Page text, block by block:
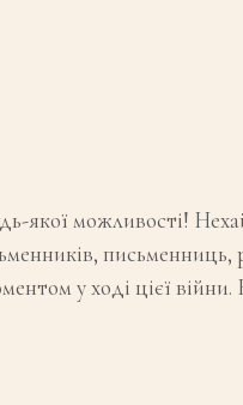
якої можливості!
письменниць,
у ході цієї